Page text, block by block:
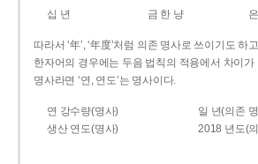
십 년 금 한 냥
따라서 ‘年’, ‘年度’처럼 의존 명사로 쓰이기도 하
한자어의 경우에는 두음 법칙의 적용에서 차이가
명사라면 ‘연, 연도’는 명사이다.
연 강수량(명사)
일 년(의존
생산 연도(명사)
2018 년도(